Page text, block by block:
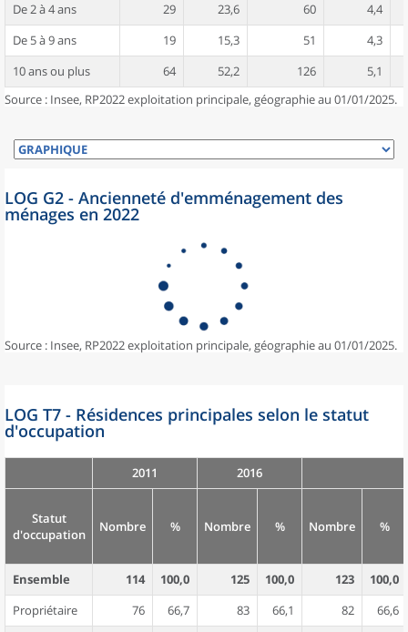
De 2 à 4 ans 29 23,6 60
4,4
De 5 à 9 ans
19 15,3 51
4,3
10 ans ou plus
64 52,2 126
5,1
Source : Insee, RP2022 exploitation principale, géographie au 01/01/2025.
LOG G2 - Ancienneté d'emménagement des
ménages en 2022
Source : Insee, RP2022 exploitation principale, géographie au 01/01/2025.
LOG T7 - Résidences principales selon le statut
d'occupation
2011 2016
Statut
d'occupation
Nombre % Nombre % Nombre %
Ensemble 114 100,0 125 100,0 123
100,0
Propriétaire
76 66,7 83 66,1 82
66,6